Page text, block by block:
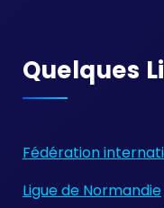
Quelques
Fédération
Ligue de Normandie